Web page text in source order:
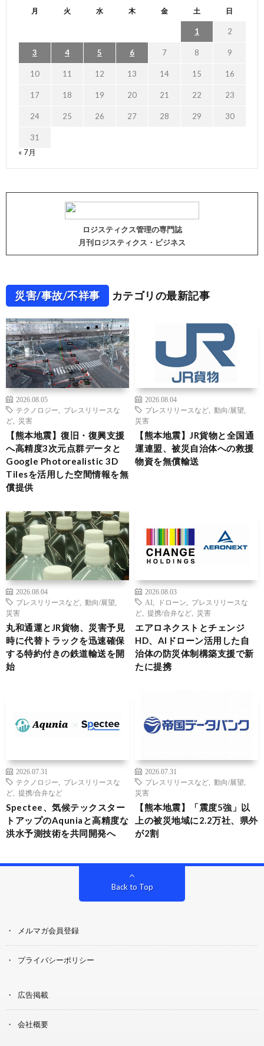
月 火 水 木 金 土 日
1 2
3 4 5 6 7 8 9
10 11 12 13 14 15 16
17 18 19 20 21 22 23
24 25 26 27 28 29 30
31
« 7月
ロジスティクス管理の専門誌
月刊ロジスティクス・ビジネス
災害/事故/不祥事 カテゴリの最新記事
2026.08.05
テクノロジー
プレスリリースな
ど
災害
【熊本地震】復旧・復興支援
へ高精度3次元点群データと
Google Photorealistic 3D
Tilesを活用した空間情報を無
償提供
2026.08.04
プレスリリースなど
動向/展望
災害
【熊本地震】JR貨物と全国通
運連盟、被災自治体への救援
物資を無償輸送
2026.08.04
プレスリリースなど
動向/展望
災害
丸和通運とJR貨物、災害予見
時に代替トラックを迅速確保
する特約付きの鉄道輸送を開
始
2026.08.03
AI
ドローン
プレスリリースな
ど
提携/合弁など 災害
エアロネクストとチェンジ
HD、AIドローン活用した自
治体の防災体制構築支援で新
たに提携
2026.07.31
テクノロジー
プレスリリースな
ど
提携/合弁など
Spectee、気候テックスター
トアップのAquniaと高精度な
洪水予測技術を共同開発へ
2026.07.31
プレスリリースなど
動向/展望
災害
【熊本地震】「震度5強」以
上の被災地域に2.2万社、県外
が2割
Back to Top
メルマガ会員登録
プライバシーポリシー
広告掲載
会社概要